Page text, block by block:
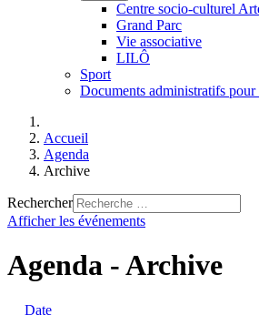
Centre socio-culturel
Grand Parc
Vie associative
LILÔ
Sport
Documents administratifs pour
Accueil
Agenda
Archive
Rechercher
Afficher les événements
Agenda - Archive
Date